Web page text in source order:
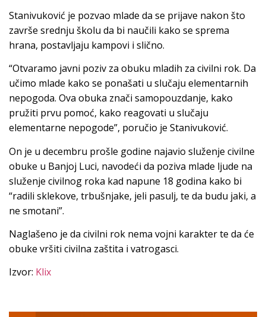
Stanivuković je pozvao mlade da se prijave nakon što
završe srednju školu da bi naučili kako se sprema
hrana, postavljaju kampovi i slično.
“Otvaramo javni poziv za obuku mladih za civilni rok. Da
učimo mlade kako se ponašati u slučaju elementarnih
nepogoda. Ova obuka znači samopouzdanje, kako
pružiti prvu pomoć, kako reagovati u slučaju
elementarne nepogode”, poručio je Stanivuković.
On je u decembru prošle godine najavio služenje civilne
obuke u Banjoj Luci, navodeći da poziva mlade ljude na
služenje civilnog roka kad napune 18 godina kako bi
“radili sklekove, trbušnjake, jeli pasulj, te da budu jaki, a
ne smotani”.
Naglašeno je da civilni rok nema vojni karakter te da će
obuke vršiti civilna zaštita i vatrogasci.
Izvor: Klix